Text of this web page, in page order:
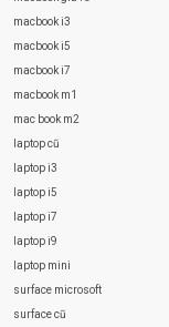
macbook i3
macbook i5
macbook i7
macbook m1
mac book m2
laptop cũ
laptop i3
laptop i5
laptop i7
laptop i9
laptop mini
surface microsoft
surface cũ